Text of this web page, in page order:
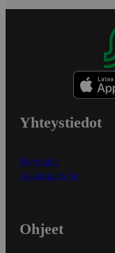
Yhteystiedot
Myymälät
Asiakaspalvelu
Ohjeet